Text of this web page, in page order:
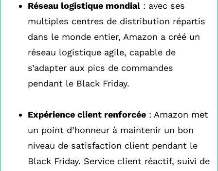
Réseau logistique mondial : avec ses
multiples centres de distribution répartis
dans le monde entier, Amazon a créé un
réseau logistique agile, capable de
s’adapter aux pics de commandes
pendant le Black Friday.
Expérience client renforcée : Amazon met
un point d’honneur à maintenir un bon
niveau de satisfaction client pendant le
Black Friday. Service client réactif, suivi de